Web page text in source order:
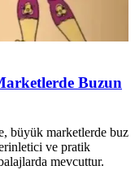
Buzun
büyük marketlerde buz
ve pratik
mevcuttur.